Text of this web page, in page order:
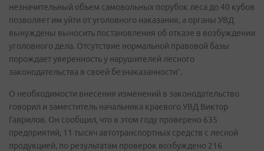
незначительный объем самовольных порубок леса до 40 кубов
позволяет им уйти от уголовного наказания, а органы УВД
вынуждены выносить постановления об отказе в возбуждении
уголовного дела. Отсутствие нормальной правовой базы
порождает уверенность у нарушителей лесного
законодательства в своей безнаказанности”.
О необходимости внесения изменений в законодательство
говорил и заместитель начальника краевого УВД Виктор
Гаврилов. Он сообщил, что в этом году проверено 635
предприятий, 11 тысяч автотранспортных средств с лесной
продукцией, по результатам проверок возбуждено 216